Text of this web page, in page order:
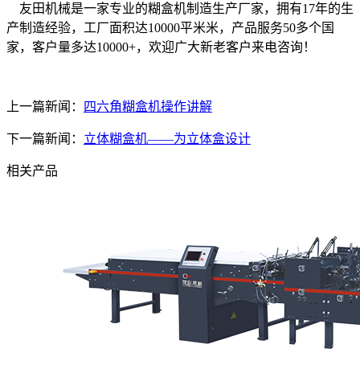
友田机械是一家专业的糊盒机制造生产厂家，拥有17年的生
产制造经验，工厂面积达10000平米米，产品服务50多个国
家，客户量多达10000+，欢迎广大新老客户来电咨询！
上一篇新闻： 四六角糊盒机操作讲解
下一篇新闻： 立体糊盒机——为立体盒设计
相关产品